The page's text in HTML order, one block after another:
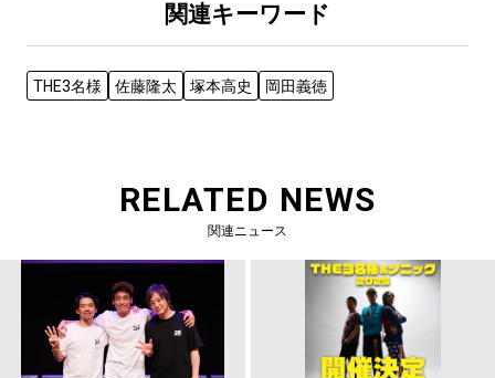
関連キーワード
THE3名様 佐藤隆太 塚本高史 岡田義徳
RELATED NEWS
関連ニュース